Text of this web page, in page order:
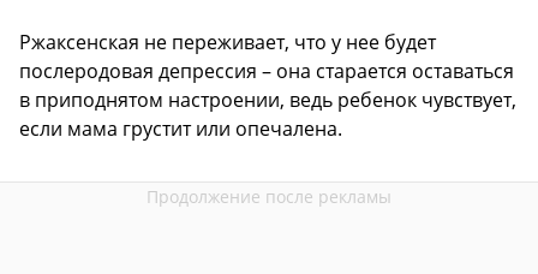
Ржаксенская не переживает, что у нее будет
послеродовая депрессия – она старается оставаться
в приподнятом настроении, ведь ребенок чувствует,
если мама грустит или опечалена.